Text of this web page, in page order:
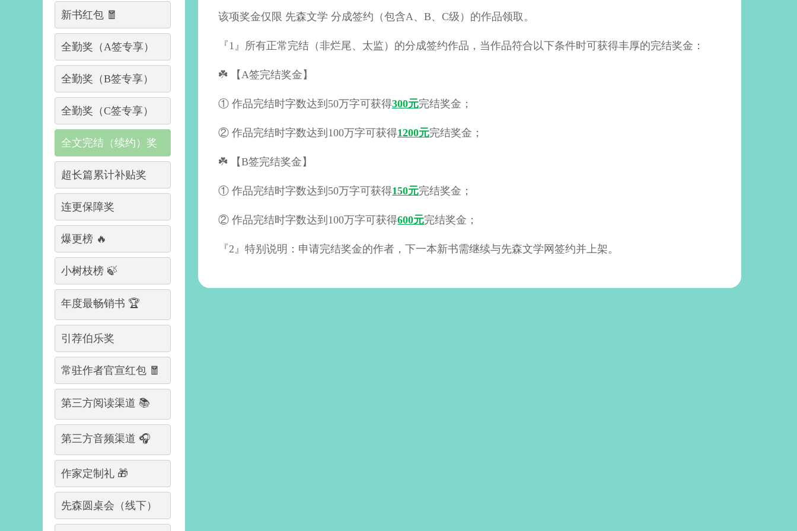
新书红包 🧧
全勤奖（A签专享）
全勤奖（B签专享）
全勤奖（C签专享）
全文完结（续约）奖
超长篇累计补贴奖
连更保障奖
爆更榜 🔥
小树枝榜 🍃
年度最畅销书 🏆
引荐伯乐奖
常驻作者官宣红包 🧧
第三方阅读渠道 📚
第三方音频渠道 🎧
作家定制礼 🎁
先森圆桌会（线下）
该项奖金仅限 先森文学 分成签约（包含A、B、C级）的作品领取。
『1』所有正常完结（非烂尾、太监）的分成签约作品，当作品符合以下条件时可获得丰厚的完结奖金：
☘️ 【A签完结奖金 】
① 作品完结时字数达到50万字可获得300元完结奖金；
② 作品完结时字数达到100万字可获得1200元完结奖金；
☘️ 【B签完结奖金 】
① 作品完结时字数达到50万字可获得150元完结奖金；
② 作品完结时字数达到100万字可获得600元完结奖金；
『2』特别说明：申请完结奖金的作者，下一本新书需继续与先森文学网签约并上架。